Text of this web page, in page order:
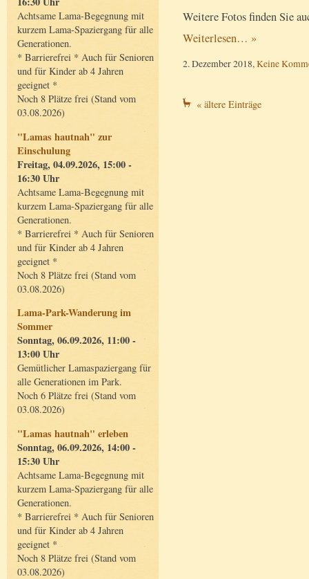
Achtsame Lama-Begegnung mit
kurzem Lama-Spaziergang für alle
Generationen.
* Barrierefrei * Auch für Senioren
und für Kinder ab 4 Jahren
geeignet *
Noch 8 Plätze frei (Stand vom
03.08.2026)
"Lamas hautnah" zur
Einschulung
Freitag, 04.09.2026, 15:00 -
16:30 Uhr
Achtsame Lama-Begegnung mit
kurzem Lama-Spaziergang für alle
Generationen.
* Barrierefrei * Auch für Senioren
und für Kinder ab 4 Jahren
geeignet *
Noch 8 Plätze frei (Stand vom
03.08.2026)
Lama-Park-Wanderung im
Sommer
Sonntag, 06.09.2026, 11:00 -
13:00 Uhr
Gemütlicher Lamaspaziergang für
alle Generationen im Park.
Noch 6 Plätze frei (Stand vom
03.08.2026)
"Lamas hautnah" erleben
Sonntag, 06.09.2026, 14:00 -
15:30 Uhr
Achtsame Lama-Begegnung mit
kurzem Lama-Spaziergang für alle
Generationen.
* Barrierefrei * Auch für Senioren
und für Kinder ab 4 Jahren
geeignet *
Noch 8 Plätze frei (Stand vom
03.08.2026)
Weitere Fotos finden Sie
Weiterlesen… »
2. Dezember 2018, Keine
« ältere Einträge